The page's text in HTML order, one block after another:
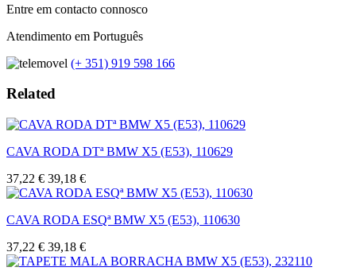
Entre em contacto connosco
Atendimento em Português
(+ 351) 919 598 166
Related
CAVA RODA DTª BMW X5 (E53), 110629
37,22 € 39,18 €
CAVA RODA ESQª BMW X5 (E53), 110630
37,22 € 39,18 €